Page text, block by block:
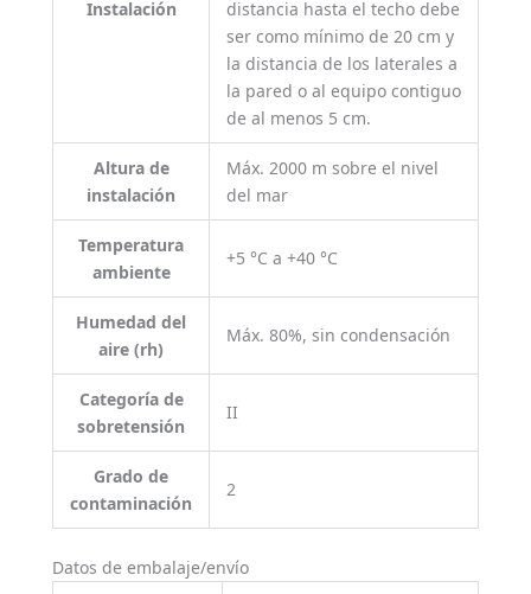
Instalación
distancia hasta el techo debe
ser como mínimo de 20 cm y
la distancia de los laterales a
la pared o al equipo contiguo
de al menos 5 cm.
Altura de
instalación
Máx. 2000 m sobre el nivel
del mar
Temperatura
ambiente
+5 °C a +40 °C
Humedad del
aire (rh)
Máx. 80%, sin condensación
Categoría de
sobretensión
II
Grado de
contaminación
2
Datos de embalaje/envío